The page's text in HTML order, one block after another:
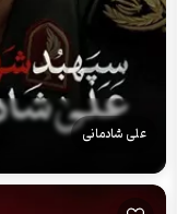
علی شادمانی